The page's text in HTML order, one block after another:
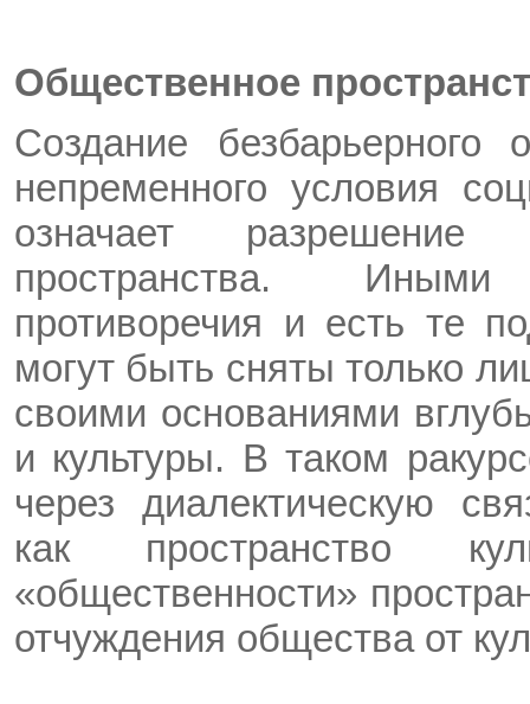
Общественное
Создание безбарьерного
непременного условия
означает разрешение
пространства.
противоречия и есть те
могут быть сняты только
своими основаниями
и культуры. В таком
через диалектическую
как пространство
«общественности»
отчуждения общества от